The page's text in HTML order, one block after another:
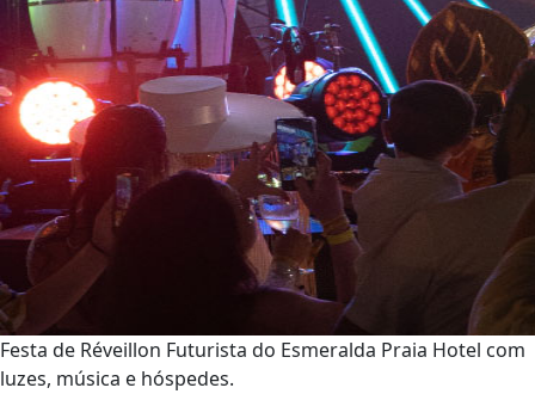
Festa de Réveillon Futurista do Esmeralda Praia Hotel com
luzes, música e hóspedes.